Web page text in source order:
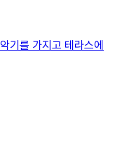
기를 가지고 테라스에